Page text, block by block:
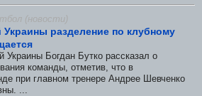
(новости)
Украины разделение по клубному
Богдан Бутко рассказал о
команды, отметив, что в
при главном тренере Андрее Шевченко
...